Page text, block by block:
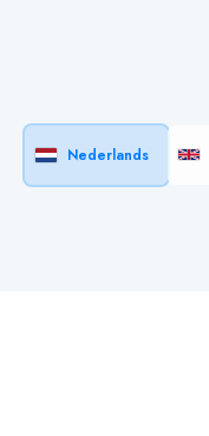
Nederlands